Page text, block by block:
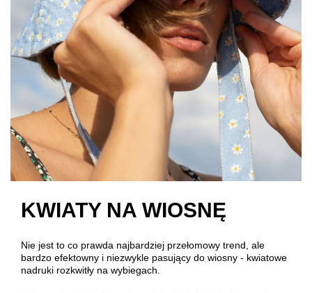
KWIATY NA WIOSNĘ
Nie jest to co prawda najbardziej przełomowy trend, ale
bardzo efektowny i niezwykle pasujący do wiosny - kwiatowe
nadruki rozkwitły na wybiegach.